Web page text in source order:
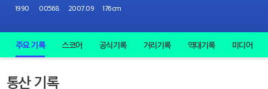
1990 00568 2007.09 176cm
주요 기록 스코어 공식기록 거리기록 역대기록 미디어
통산 기록